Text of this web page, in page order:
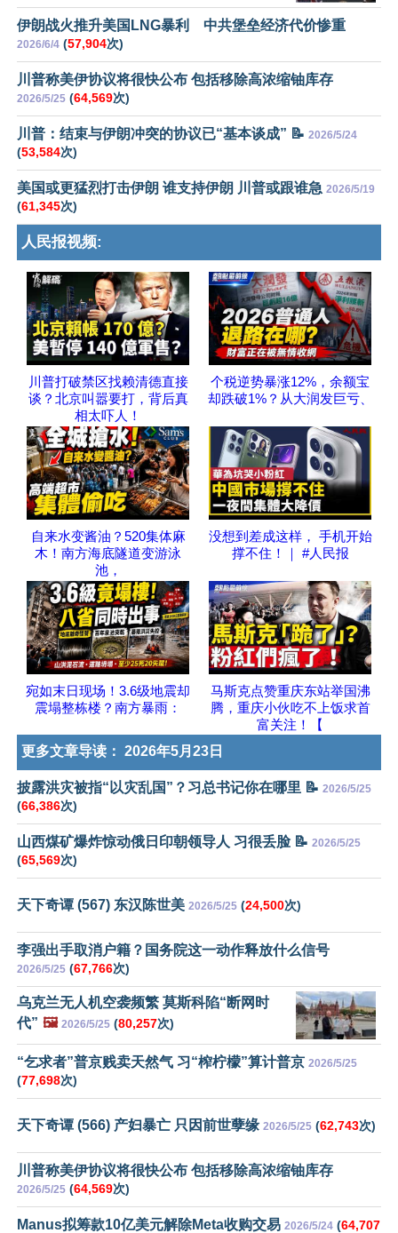
伊朗战火推升美国LNG暴利 中共堡垒经济代价惨重
2026/6/4 (57,904次)
川普称美伊协议将很快公布 包括移除高浓缩铀库存
2026/5/25 (64,569次)
川普：结束与伊朗冲突的协议已“基本谈成” 📝 2026/5/24
(53,584次)
美国或更猛烈打击伊朗 谁支持伊朗 川普或跟谁急 2026/5/19
(61,345次)
人民报视频:
川普打破禁区找赖清德直接
谈？北京叫嚣要打，背后真
相太吓人！
个税逆势暴涨12%，余额宝
却跌破1%？从大润发巨亏、
自来水变酱油？520集体麻
木！南方海底隧道变游泳
池，
没想到差成这样， 手机开始
撑不住！｜ #人民报
宛如末日现场！3.6级地震却
震塌整栋楼？南方暴雨：
马斯克点赞重庆东站举国沸
腾，重庆小伙吃不上饭求首
富关注！【
更多文章导读： 2026年5月23日
披露洪灾被指“以灾乱国”？习总书记你在哪里 📝 2026/5/25
(66,386次)
山西煤矿爆炸惊动俄日印朝领导人 习很丢脸 📝 2026/5/25
(65,569次)
天下奇谭 (567) 东汉陈世美 2026/5/25 (24,500次)
李强出手取消户籍？国务院这一动作释放什么信号
2026/5/25 (67,766次)
乌克兰无人机空袭频繁 莫斯科陷“断网时
代” 🖼️ 2026/5/25 (80,257次)
“乞求者”普京贱卖天然气 习“榨柠檬”算计普京 2026/5/25
(77,698次)
天下奇谭 (566) 产妇暴亡 只因前世孽缘 2026/5/25 (62,743次)
川普称美伊协议将很快公布 包括移除高浓缩铀库存
2026/5/25 (64,569次)
Manus拟筹款10亿美元解除Meta收购交易 2026/5/24 (64,707